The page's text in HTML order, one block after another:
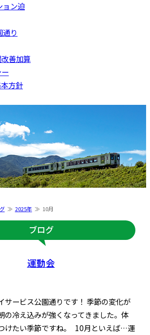
ョン迫
り
善加算
方針
2025年 10月
ブログ
運動会
サービス公園通りです！ 季節の変化が
の冷え込みが強くなってきました。体
けたい季節ですね。 10月といえば…運